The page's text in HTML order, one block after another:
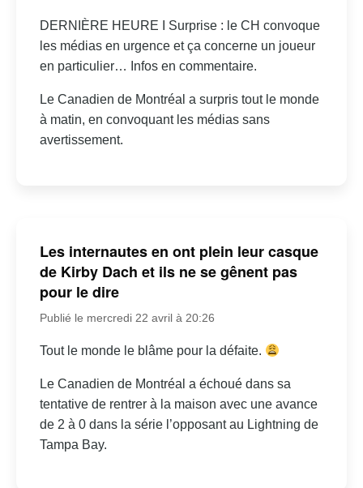
DERNIÈRE HEURE I Surprise : le CH convoque
les médias en urgence et ça concerne un joueur
en particulier… Infos en commentaire.
Le Canadien de Montréal a surpris tout le monde
à matin, en convoquant les médias sans
avertissement.
Les internautes en ont plein leur casque
de Kirby Dach et ils ne se gênent pas
pour le dire
Publié le mercredi 22 avril à 20:26
Tout le monde le blâme pour la défaite.
Le Canadien de Montréal a échoué dans sa
tentative de rentrer à la maison avec une avance
de 2 à 0 dans la série l’opposant au Lightning de
Tampa Bay.